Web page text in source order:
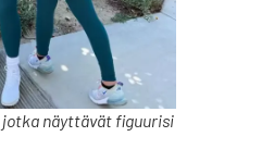
näyttävät figuurisi